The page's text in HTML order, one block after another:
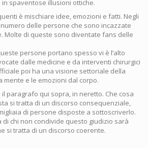
spaventose illusioni ottiche.
è mischiare idee, emozioni e fatti. Negli
delle persone che sono incazzate
Molte di queste sono diventate fans delle
persone portano spesso vi è l’alto
dalle medicine e da interventi chirurgici
poi ha una visione settoriale della
mente e le emozioni dal corpo.
paragrafo qui sopra, in neretto. Che cosa
si tratta di un discorso consequenziale,
di persone disposte a sottoscriverlo.
di chi non condivide questo giudizio sarà
si tratta di un discorso coerente.